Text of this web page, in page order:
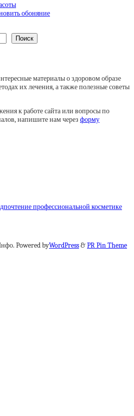
обоняние
Поиск
материалы о здоровом образе
их лечения, а также полезные советы
к работе сайта или вопросы по
напишите нам через форму
профессиональной косметике
Powered byWordPress&PR Pin Theme